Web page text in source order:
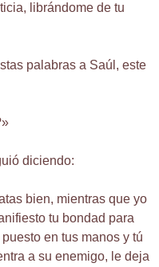
librándome de tu
palabras a Saúl, este
diciendo:
bien, mientras que yo
tu bondad para
en tus manos y tú
a su enemigo, le deja